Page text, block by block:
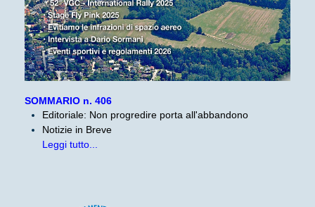
SOMMARIO n. 406
Editoriale: Non progredire porta all'abbandono
Notizie in Breve
Leggi tutto...